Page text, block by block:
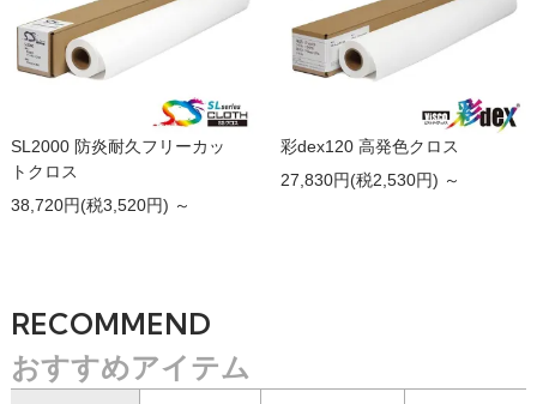
SL2000 防炎耐久フリーカッ
トクロス
38,720円(税3,520円) ～
彩dex120 高発色クロス
27,830円(税2,530円) ～
RECOMMEND
おすすめアイテム